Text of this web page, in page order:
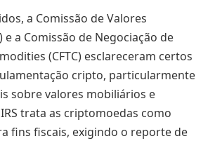
a Comissão de Valores
e a Comissão de Negociação de
(CFTC) esclareceram certos
cripto, particularmente
sobre valores mobiliários e
trata as criptomoedas como
fins fiscais, exigindo o reporte de